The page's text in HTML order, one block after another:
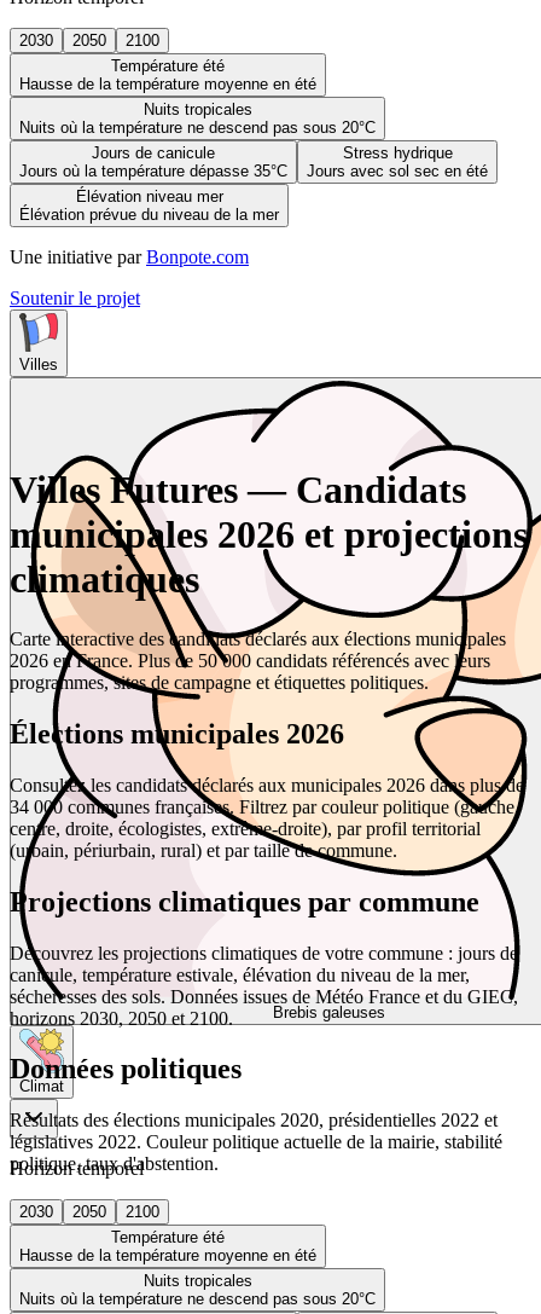
2030 2050
2100
Température été
Hausse de la température moyenne en été
Nuits tropicales
Nuits où la température ne descend pas sous 20°C
Jours de canicule
Jours où la température dépasse 35°C
Stress hydrique
Jours avec sol sec en été
Élévation niveau mer
Élévation prévue du niveau de la mer
Une initiative par Bonpote.com
Soutenir le projet
Villes
Brebis galeuses
Climat
Horizon temporel
2030 2050
2100
Température été
Hausse de la température moyenne en été
Nuits tropicales
Nuits où la température ne descend pas sous 20°C
Villes Futures — Candidats
municipales 2026 et projections
climatiques
Carte interactive des candidats déclarés aux élections municipales
2026 en France. Plus de 50 000 candidats référencés avec leurs
programmes, sites de campagne et étiquettes politiques.
Élections municipales 2026
Consultez les candidats déclarés aux municipales 2026 dans plus de
34 000 communes françaises. Filtrez par couleur politique (gauche,
centre, droite, écologistes, extrême-droite), par profil territorial
(urbain, périurbain, rural) et par taille de commune.
Projections climatiques par commune
Découvrez les projections climatiques de votre commune : jours de
canicule, température estivale, élévation du niveau de la mer,
sécheresses des sols. Données issues de Météo France et du GIEC,
horizons 2030, 2050 et 2100.
Données politiques
Résultats des élections municipales 2020, présidentielles 2022 et
législatives 2022. Couleur politique actuelle de la mairie, stabilité
politique, taux d'abstention.